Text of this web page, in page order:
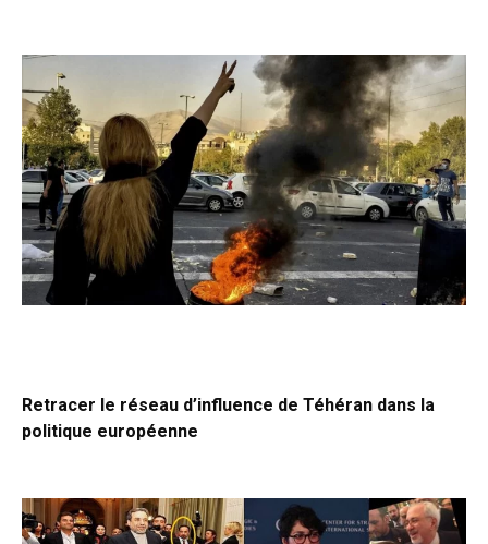
Retracer le réseau d’influence de Téhéran dans la
politique européenne